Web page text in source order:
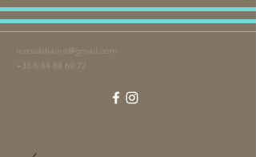
notsukihaiiro@gmail.com
+33 6 64 84 69 72